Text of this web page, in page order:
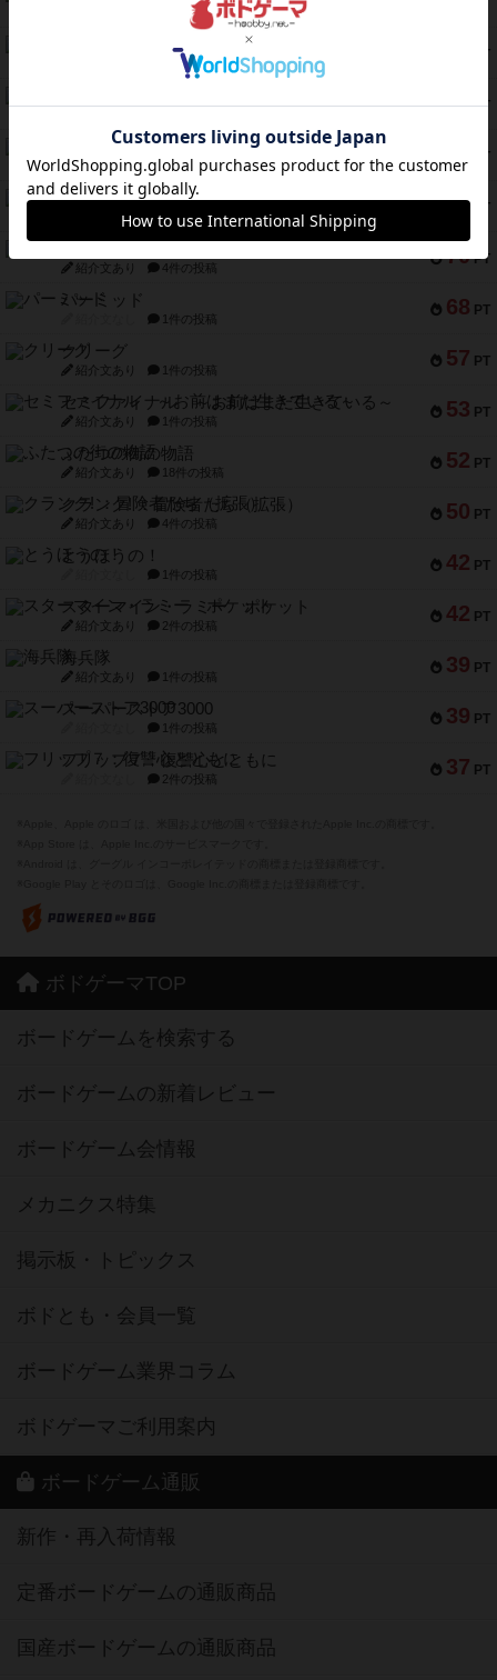
1件の投稿
PT
フラットアイアン
2件の投稿
118 PT
PT
南北戦争
紹介文あり 1件の投稿
72 PT
キャプテン・フリップ：イスラ・ボンバ
紹介文なし 2件の投稿
70 PT
紹介文あり 4件の投稿
68 PT
パーミッド
1件の投稿
57 PT
クリーグ
紹介文あり 1件の投稿
53 PT
セミファイナル ～お前はまだ生きている～
紹介文あり 1件の投稿
52 PT
ふたつの街の物語
紹介文あり 18件の投稿
50 PT
クランク! ：冒険者たち（拡張）
紹介文あり 4件の投稿
42 PT
とうほうの！
1件の投稿
42 PT
スターマイン・ラミー ポケット
紹介文あり 2件の投稿
39 PT
海兵隊
紹介文あり 1件の投稿
39 PT
スーパーストア3000
1件の投稿
37 PT
フリップ７：復讐心とともに
2件の投稿
ボドゲーマTOP
ボードゲームを検索する
ボードゲームの新着レビュー
ボードゲーム会情報
メカニクス特集
掲示板・トピックス
ボドとも・会員一覧
ボードゲーム業界コラム
ボドゲーマご利用案内
ボードゲーム通販
新作・再入荷情報
定番ボードゲームの通販商品
国産ボードゲームの通販商品